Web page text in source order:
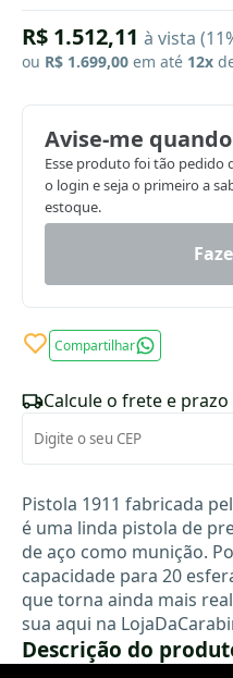
R$ 1.512,11 à vista
ou R$ 1.699,00 em até 12x
Avise-me
Esse produto foi tão pedido
o login e seja o primeiro a
estoque.
Compartilhar
Calcule o frete e prazo
Pistola 1911 fabricada
é uma linda pistola de
de aço como munição.
capacidade para 20
que torna ainda mais
sua aqui na
Descrição do